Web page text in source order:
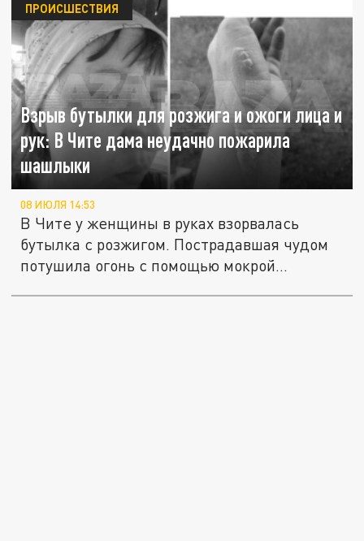
Взрыв бутылки для розжига и ожоги лица и
рук: В Чите дама неудачно пожарила
шашлыки
ПРОИСШЕСТВИЯ
08 ИЮЛЯ 14:53
В Чите у женщины в руках взорвалась
бутылка с розжигом. Пострадавшая чудом
потушила огонь с помощью мокрой...